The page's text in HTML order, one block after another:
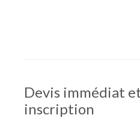
Devis immédiat
inscription